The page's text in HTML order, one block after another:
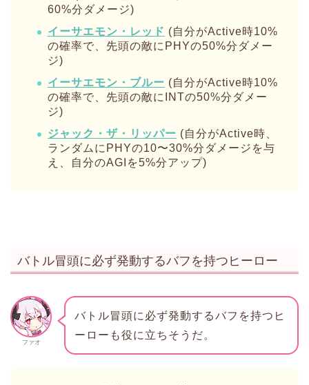
60%分ダメージ)
イーサエモン・レッド (自分がActive時10%
の確率で、先頭の敵にPHYの50%分ダメー
ジ)
イーサエモン・ブルー (自分がActive時10%
の確率で、先頭の敵にINTの50%分ダメー
ジ)
ジャック・ザ・リッパー (自分がActive時、
ランダムにPHYの10〜30%分ダメージを与
え、自分のAGIを5%分アップ)
バトル冒頭に必ず発動するバフを持つヒーロー
ファオ
バトル冒頭に必ず発動するバフを持つヒ
ーローも役に立ちそうだ。